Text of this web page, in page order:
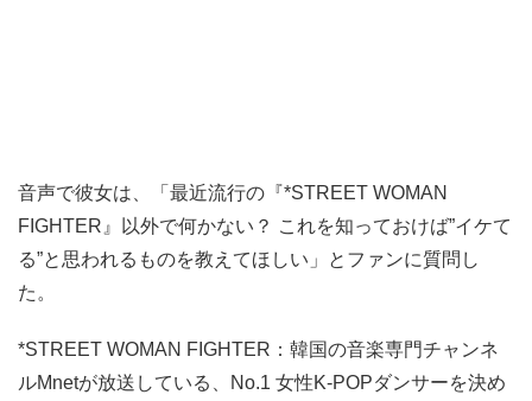
音声で彼女は、「最近流行の『*STREET WOMAN
FIGHTER』以外で何かない？ これを知っておけば”イケて
る”と思われるものを教えてほしい」とファンに質問し
た。
*STREET WOMAN FIGHTER：韓国の音楽専門チャンネ
ルMnetが放送している、No.1 女性K-POPダンサーを決め